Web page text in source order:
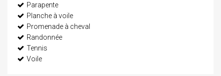
Parapente
Planche à voile
Promenade à cheval
Randonnée
Tennis
Voile